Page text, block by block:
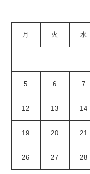
月 火 水
5 6 7
12 13 14
19 20 21
26 27 28